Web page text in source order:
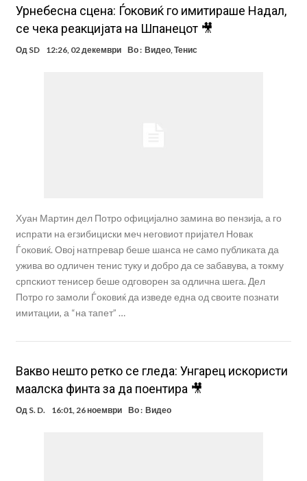
Урнебесна сцена: Ѓоковиќ го имитираше Надал,
се чека реакцијата на Шпанецот 🎥
Од SD 12:26, 02 декември Во : Видео,Тенис
Хуан Мартин дел Потро официјално замина во пензија, а го
испрати на егзибициски меч неговиот пријател Новак
Ѓоковиќ. Овој натпревар беше шанса не само публиката да
ужива во одличен тенис туку и добро да се забавува, а токму
српскиот тенисер беше одговорен за одлична шега. Дел
Потро го замоли Ѓоковиќ да изведе една од своите познати
имитации, а “на тапет” …
Вакво нешто ретко се гледа: Унгарец искористи
маалска финта за да поентира 🎥
Од S. D. 16:01, 26 ноември Во : Видео